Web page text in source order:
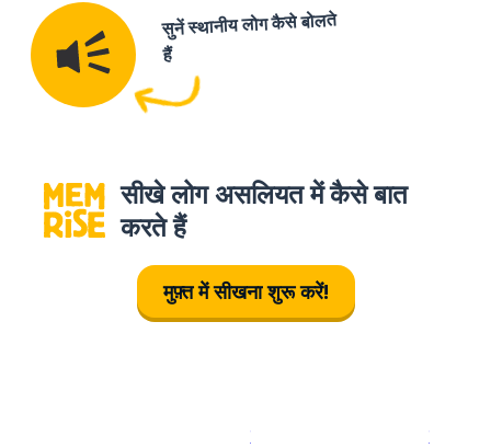
सुनें स्थानीय लोग कैसे बोलते
हैं
सीखे लोग असलियत में कैसे बात
करते हैं
मुफ़्त में सीखना शुरू करें!
इस पर डाउनलोड करें ऐप स्टोरइसे चालू